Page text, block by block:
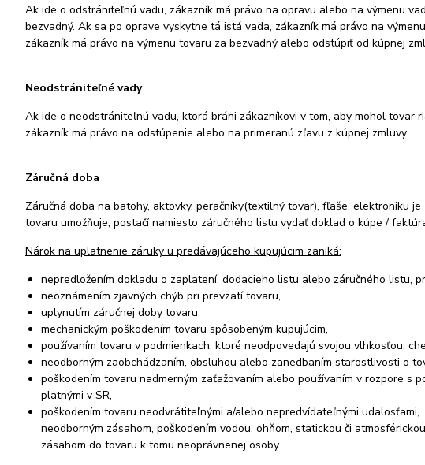
Ak ide o odstrániteľnú vadu, zákazník má právo na opravu alebo na výmenu
bezvadný. Ak sa po oprave vyskytne tá istá vada, zákazník má právo na
zákazník má právo na výmenu tovaru za bezvadný alebo odstúpiť od kúpnej
Neodstrániteľné vady
Ak ide o neodstrániteľnú vadu, ktorá bráni zákazníkovi v tom, aby mohol tovar
zákazník má právo na odstúpenie alebo na primeranú zľavu z kúpnej zmluvy.
Záručná doba
Záručná doba na batohy, aktovky, peračníky(textilný tovar), fľaše, elektroniku
tovaru umožňuje, postačí namiesto záručného listu vydať doklad o kúpe /
Nárok na uplatnenie záruky u predávajúceho kupujúcim zaniká:
nepredložením dokladu o zaplatení, dodacieho listu alebo záručného listu,
neoznámením zjavných chýb pri prevzatí tovaru,
uplynutím záručnej doby tovaru,
mechanickým poškodením tovaru spôsobeným kupujúcim,
používaním tovaru v podmienkach, ktoré neodpovedajú svojou vlhkosťou,
neodborným zaobchádzaním, obsluhou alebo zanedbaním starostlivosti o
poškodením tovaru nadmerným zaťažovaním alebo používaním v rozpore s
platnými v SR,
poškodením tovaru neodvrátiteľnými a/alebo nepredvídateľnými udalosťami,
neodborným zásahom, poškodením vodou, ohňom, statickou či
zásahom do tovaru k tomu neoprávnenej osoby.